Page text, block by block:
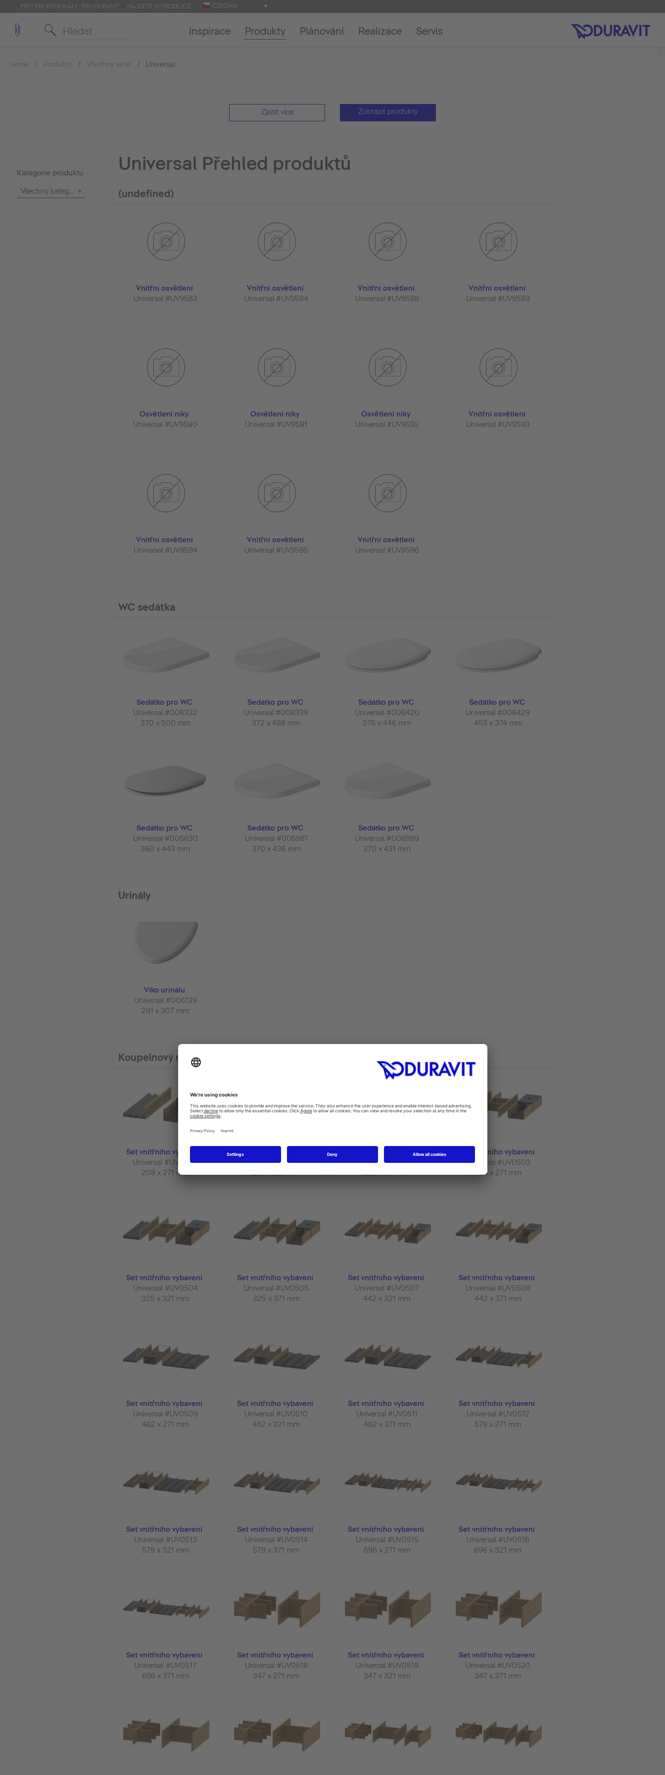
PRO 'PROFESIONÁLY': PRO.DURAVIT NAJDĚTE SI PRODEJCE CZECHIA
Inspirace Produkty Plánování Realizace Servis
Home Produkty Všechny série Universal
Zjistit více Zobrazit produkty
Kategorie produktu
Všechny kategorie
Universal Přehled produktů
(undefined)
Vnitřní osvětlení
Universal #UV9583
Vnitřní osvětlení
Universal #UV9584
Vnitřní osvětlení
Universal #UV9588
Vnitřní osvětlení
Universal #UV9589
Osvětlení niky
Universal #UV9590
Osvětlení niky
Universal #UV9591
Osvětlení niky
Universal #UV9592
Vnitřní osvětlení
Universal #UV9593
Vnitřní osvětlení
Universal #UV9594
Vnitřní osvětlení
Universal #UV9595
Vnitřní osvětlení
Universal #UV9596
WC sedátka
Sedátko pro WC
Universal #006332
370 x 500 mm
Sedátko pro WC
Universal #006339
372 x 488 mm
Sedátko pro WC
Universal #006420
376 x 446 mm
Sedátko pro WC
Universal #006429
453 x 374 mm
Sedátko pro WC
Universal #006630
360 x 443 mm
Sedátko pro WC
Universal #006981
370 x 436 mm
Sedátko pro WC
Universal #006989
370 x 431 mm
Urinály
Víko urinálu
Universal #006139
291 x 307 mm
Koupelnový nábytek
Set vnitřního vybavení
Universal #UV0500
208 x 271 mm
Set vnitřního vybavení
Universal #UV0501
208 x 321 mm
Set vnitřního vybavení
Universal #UV0502
208 x 371 mm
Set vnitřního vybavení
Universal #UV0503
325 x 271 mm
Set vnitřního vybavení
Universal #UV0504
325 x 321 mm
Set vnitřního vybavení
Universal #UV0505
325 x 371 mm
Set vnitřního vybavení
Universal #UV0507
442 x 321 mm
Set vnitřního vybavení
Universal #UV0508
442 x 371 mm
Set vnitřního vybavení
Universal #UV0509
462 x 271 mm
Set vnitřního vybavení
Universal #UV0510
462 x 321 mm
Set vnitřního vybavení
Universal #UV0511
462 x 371 mm
Set vnitřního vybavení
Universal #UV0512
579 x 271 mm
Set vnitřního vybavení
Universal #UV0513
579 x 321 mm
Set vnitřního vybavení
Universal #UV0514
579 x 371 mm
Set vnitřního vybavení
Universal #UV0515
696 x 271 mm
Set vnitřního vybavení
Universal #UV0516
696 x 321 mm
Set vnitřního vybavení
Universal #UV0517
696 x 371 mm
Set vnitřního vybavení
Universal #UV0518
347 x 271 mm
Set vnitřního vybavení
Universal #UV0519
347 x 321 mm
Set vnitřního vybavení
Universal #UV0520
347 x 371 mm